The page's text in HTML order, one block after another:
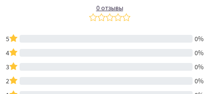
0 отзывы
5
0%
4
0%
3
0%
2
0%